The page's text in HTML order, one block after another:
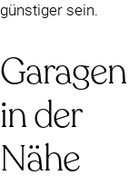
günstiger sein.
Garagen
in der
Nähe